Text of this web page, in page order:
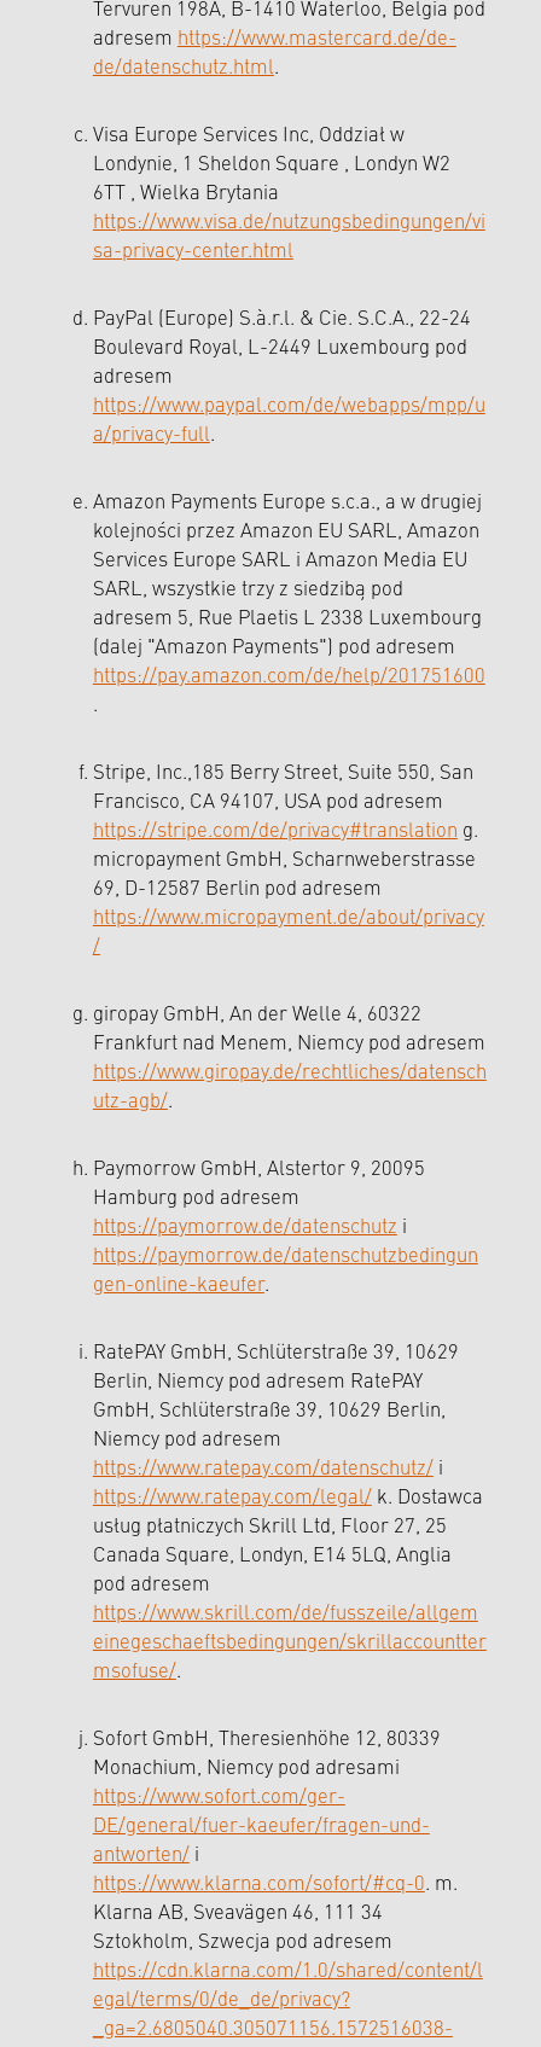
Tervuren 198A, B-1410 Waterloo, Belgia pod
adresem https://www.mastercard.de/de-
de/datenschutz.html.
Visa Europe Services Inc, Oddział w
Londynie, 1 Sheldon Square , Londyn W2
6TT , Wielka Brytania
https://www.visa.de/nutzungsbedingungen/vi
sa-privacy-center.html
PayPal (Europe) S.à.r.l. & Cie. S.C.A., 22-24
Boulevard Royal, L-2449 Luxembourg pod
adresem
https://www.paypal.com/de/webapps/mpp/u
a/privacy-full.
Amazon Payments Europe s.c.a., a w drugiej
kolejności przez Amazon EU SARL, Amazon
Services Europe SARL i Amazon Media EU
SARL, wszystkie trzy z siedzibą pod
adresem 5, Rue Plaetis L 2338 Luxembourg
(dalej "Amazon Payments") pod adresem
https://pay.amazon.com/de/help/201751600
.
Stripe, Inc.,185 Berry Street, Suite 550, San
Francisco, CA 94107, USA pod adresem
https://stripe.com/de/privacy#translation g.
micropayment GmbH, Scharnweberstrasse
69, D-12587 Berlin pod adresem
https://www.micropayment.de/about/privacy
/
giropay GmbH, An der Welle 4, 60322
Frankfurt nad Menem, Niemcy pod adresem
https://www.giropay.de/rechtliches/datensch
utz-agb/.
Paymorrow GmbH, Alstertor 9, 20095
Hamburg pod adresem
https://paymorrow.de/datenschutz i
https://paymorrow.de/datenschutzbedingun
gen-online-kaeufer.
RatePAY GmbH, Schlüterstraße 39, 10629
Berlin, Niemcy pod adresem RatePAY
GmbH, Schlüterstraße 39, 10629 Berlin,
Niemcy pod adresem
https://www.ratepay.com/datenschutz/ i
https://www.ratepay.com/legal/ k. Dostawca
usług płatniczych Skrill Ltd, Floor 27, 25
Canada Square, Londyn, E14 5LQ, Anglia
pod adresem
https://www.skrill.com/de/fusszeile/allgem
einegeschaeftsbedingungen/skrillaccountter
msofuse/.
Sofort GmbH, Theresienhöhe 12, 80339
Monachium, Niemcy pod adresami
https://www.sofort.com/ger-
DE/general/fuer-kaeufer/fragen-und-
antworten/ i
https://www.klarna.com/sofort/#cq-0. m.
Klarna AB, Sveavägen 46, 111 34
Sztokholm, Szwecja pod adresem
https://cdn.klarna.com/1.0/shared/content/l
egal/terms/0/de_de/privacy?
_ga=2.6805040.305071156.1572516038-